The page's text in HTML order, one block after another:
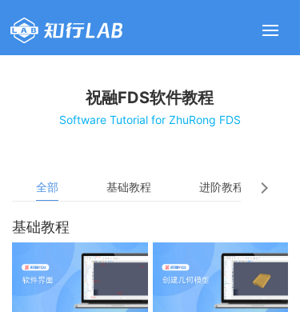
祝融FDS软件教程
Software Tutorial for ZhuRong FDS
全部 基础教程 进阶教程
基础教程